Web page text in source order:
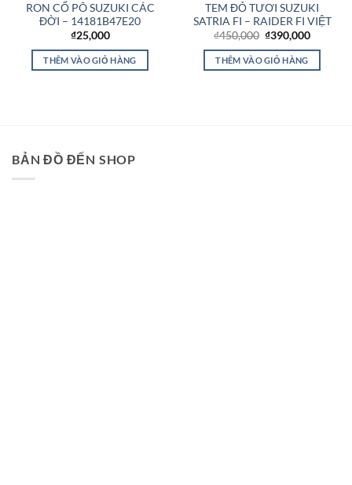
RON CỔ PÔ SUZUKI CÁC
ĐỜI – 14181B47E20
₫25,000
THÊM VÀO GIỎ HÀNG
TEM ĐỎ TƯƠI SUZUKI
SATRIA FI – RAIDER FI VIỆT
₫450,000 Giá
là:
₫450,000.
₫390,000Giá
tại
THÊM VÀO GIỎ HÀNG
BẢN ĐỒ ĐẾN SHOP